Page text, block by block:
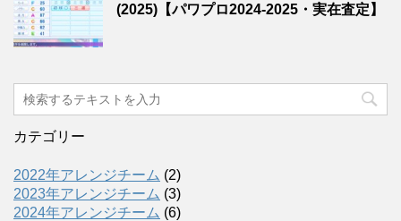
(2025)【パワプロ2024-2025・実在査定】
カテゴリー
2022年アレンジチーム (2)
2023年アレンジチーム (3)
2024年アレンジチーム (6)